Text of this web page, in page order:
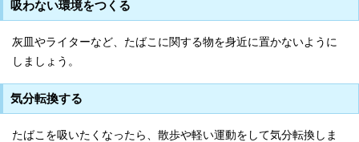
吸わない環境をつくる
灰皿やライターなど、たばこに関する物を身近に置かないように
しましょう。
気分転換する
たばこを吸いたくなったら、散歩や軽い運動をして気分転換しま